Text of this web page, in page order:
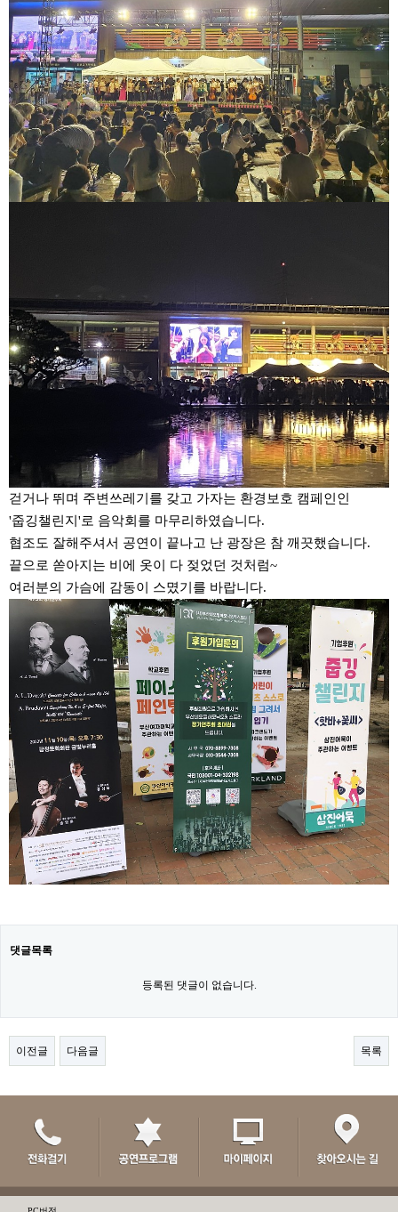
걷거나 뛰며 주변쓰레기를 갖고 가자는 환경보호 캠페인인
'줍깅챌린지'로 음악회를 마무리하였습니다.
협조도 잘해주셔서 공연이 끝나고 난 광장은 참 깨끗했습니다.
끝으로 쏟아지는 비에 옷이 다 젖었던 것처럼~
여러분의 가슴에 감동이 스몄기를 바랍니다.
댓글목록
등록된 댓글이 없습니다.
이전글 다음글 목록